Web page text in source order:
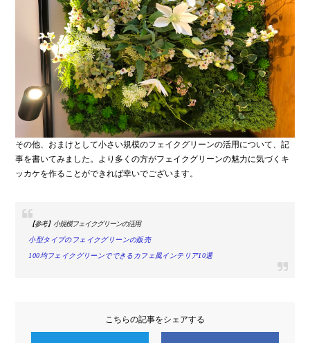
その他、おまけとして小さい規模のフェイクグリーンの活用について、記
事を書いてみました。より多くの方がフェイクグリーンの魅力に気づくキ
ッカケを作ることができれば幸いでございます。
【参考】小規模フェイクグリーンの活用
小型タイプのフェイクグリーンの販売
100均フェイクグリーンでできるカフェ風インテリア10選
こちらの記事をシェアする